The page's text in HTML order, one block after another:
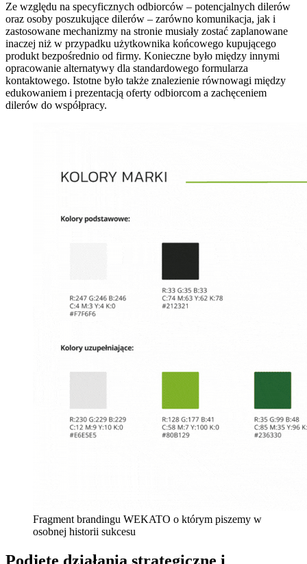
Ze względu na specyficznych odbiorców – potencjalnych dilerów
oraz osoby poszukujące dilerów – zarówno komunikacja, jak i
zastosowane mechanizmy na stronie musiały zostać zaplanowane
inaczej niż w przypadku użytkownika końcowego kupującego
produkt bezpośrednio od firmy. Konieczne było między innymi
opracowanie alternatywy dla standardowego formularza
kontaktowego. Istotne było także znalezienie równowagi między
edukowaniem i prezentacją oferty odbiorcom a zachęceniem
dilerów do współpracy.
Fragment brandingu WEKATO o którym piszemy w
osobnej historii sukcesu